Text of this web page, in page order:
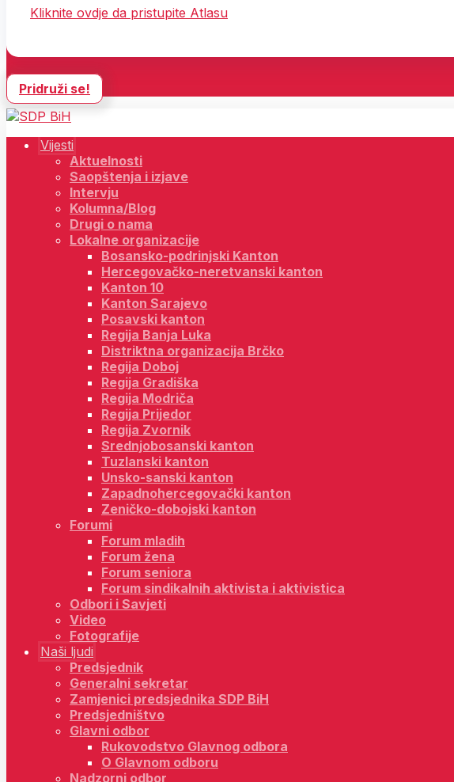
Kliknite ovdje da pristupite Atlasu
Pridruži se!
Vijesti
Aktuelnosti
Saopštenja i izjave
Intervju
Kolumna/Blog
Drugi o nama
Lokalne organizacije
Bosansko-podrinjski Kanton
Hercegovačko-neretvanski kanton
Kanton 10
Kanton Sarajevo
Posavski kanton
Regija Banja Luka
Distriktna organizacija Brčko
Regija Doboj
Regija Gradiška
Regija Modriča
Regija Prijedor
Regija Zvornik
Srednjobosanski kanton
Tuzlanski kanton
Unsko-sanski kanton
Zapadnohercegovački kanton
Zeničko-dobojski kanton
Forumi
Forum mladih
Forum žena
Forum seniora
Forum sindikalnih aktivista i aktivistica
Odbori i Savjeti
Video
Fotografije
Naši ljudi
Predsjednik
Generalni sekretar
Zamjenici predsjednika SDP BiH
Predsjedništvo
Glavni odbor
Rukovodstvo Glavnog odbora
O Glavnom odboru
Nadzorni odbor